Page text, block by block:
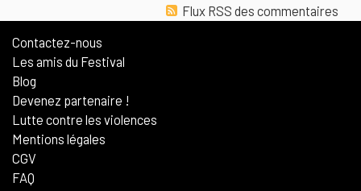
Flux RSS des commentaires
Contactez-nous
Les amis du Festival
Blog
Devenez partenaire !
Lutte contre les violences
Mentions légales
CGV
FAQ